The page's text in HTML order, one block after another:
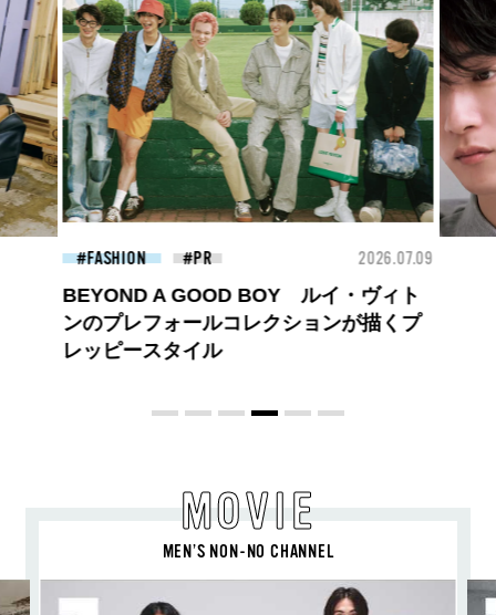
FASHION 2026.07.09
高橋璃央と、ジュエッテの出会い。夏の
定番、ピンクゴールドが印象的
な“SUMMER PINK”［meets Jouete!
MOVIE
MEN’S NON-NO CHANNEL